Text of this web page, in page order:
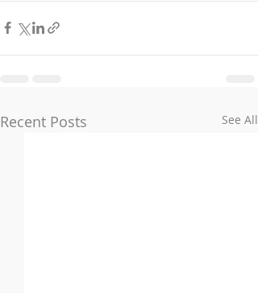
Recent Posts See All